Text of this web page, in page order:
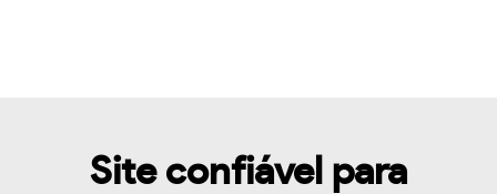
Site confiável para